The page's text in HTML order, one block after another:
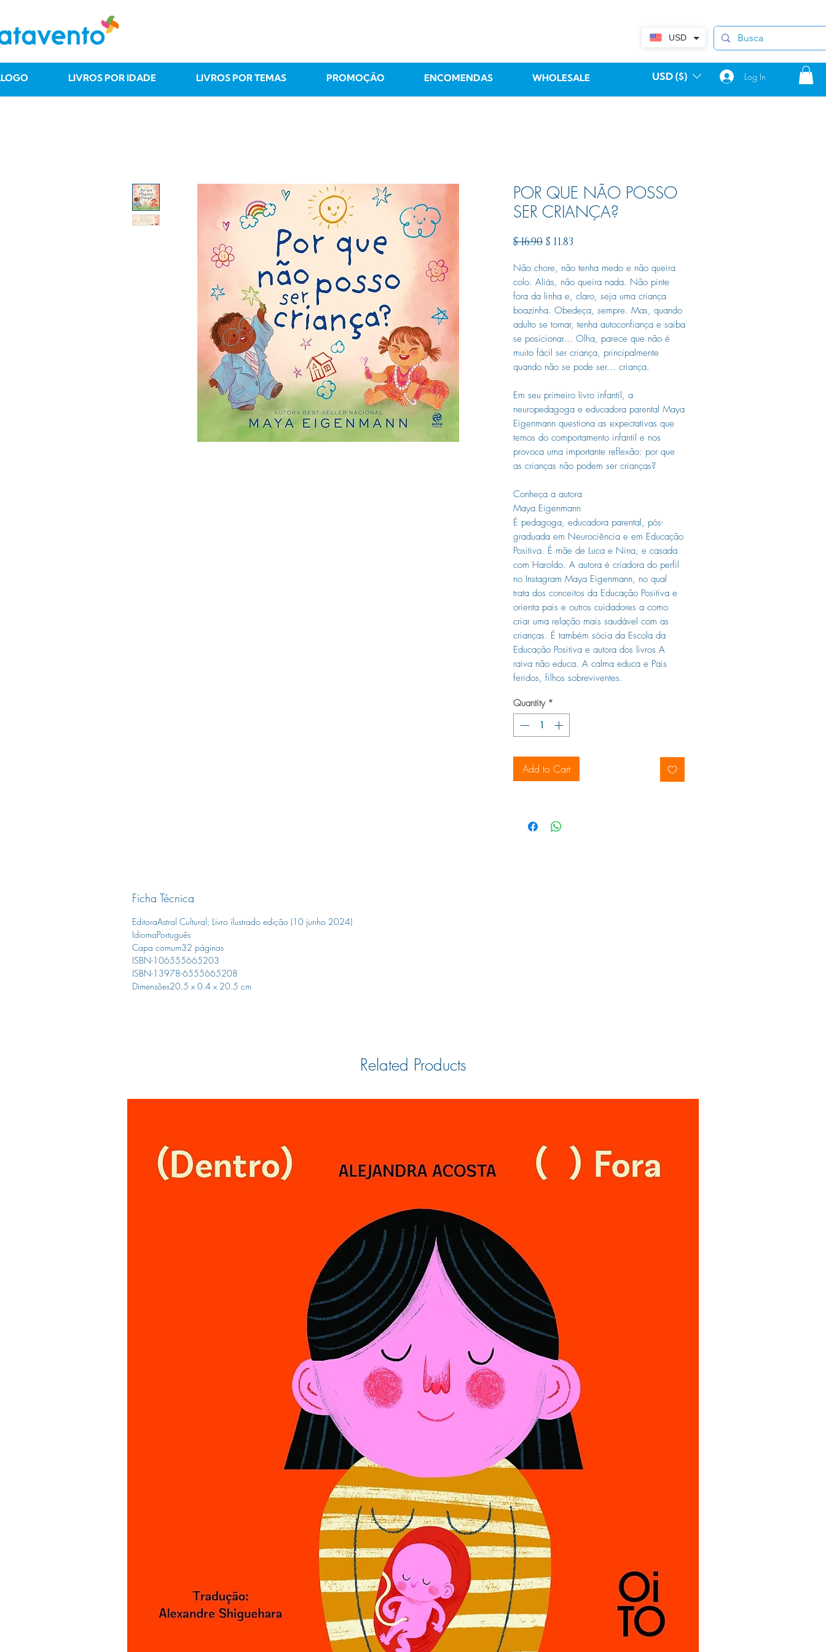
LIVROS POR IDADE LIVROS POR TEMAS PROMOÇÃO ENCOMENDAS WHOLESALE USD ($) Log In
POR QUE NÃO POSSO
SER CRIANÇA?
$ 16.90Regular
$ 11.83
Não chore, não tenha medo e não queira
colo. Aliás, não queira nada. Não pinte
fora da linha e, claro, seja uma criança
boazinha. Obedeça, sempre. Mas, quando
adulto se tornar, tenha autoconfiança e saiba
se posicionar... Olha, parece que não é
muito fácil ser criança, principalmente
quando não se pode ser... criança.
Em seu primeiro livro infantil, a
neuropedagoga e educadora parental Maya
Eigenmann questiona as expectativas que
temos do comportamento infantil e nos
provoca uma importante reflexão: por que
as crianças não podem ser crianças?
Conheça a autora
Maya Eigenmann
É pedagoga, educadora parental, pós-
graduada em Neurociência e em Educação
Positiva. É mãe de Luca e Nina, e casada
com Haroldo. A autora é criadora do perfil
no Instagram Maya Eigenmann, no qual
trata dos conceitos da Educação Positiva e
orienta pais e outros cuidadores a como
criar uma relação mais saudável com as
crianças. É também sócia da Escola da
Educação Positiva e autora dos livros A
raiva não educa. A calma educa e Pais
feridos, filhos sobreviventes.
Quantity *
Add to Cart
Ficha Técnica
Editora‎Astral Cultural; Livro ilustrado edição (10 junho 2024)
Idioma‎Português
Capa comum‎32 páginas
ISBN-10‎6555665203
ISBN-13‎978-6555665208
Dimensões‎20.5 x 0.4 x 20.5 cm
Related Products
USD